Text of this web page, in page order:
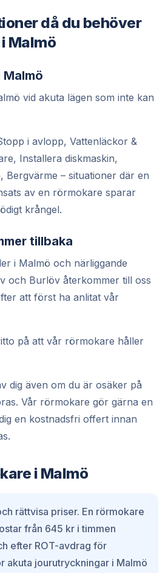
då du behöver
Malmö
vid akuta lägen som inte kan
i avlopp, Vattenläckor &
Installera diskmaskin,
Bergvärme – situationer där en
av en rörmokare sparar
krångel.
tillbaka
i Malmö och närliggande
och Burlöv återkommer till oss
att först ha anlitat vår
på att vår rörmokare håller
dig även om du är osäker på
Vår rörmokare gör gärna en
en kostnadsfri offert innan
i Malmö
rättvisa priser. En rörmokare
från 645 kr i timmen
efter ROT-avdrag för
akuta jourutryckningar i Malmö